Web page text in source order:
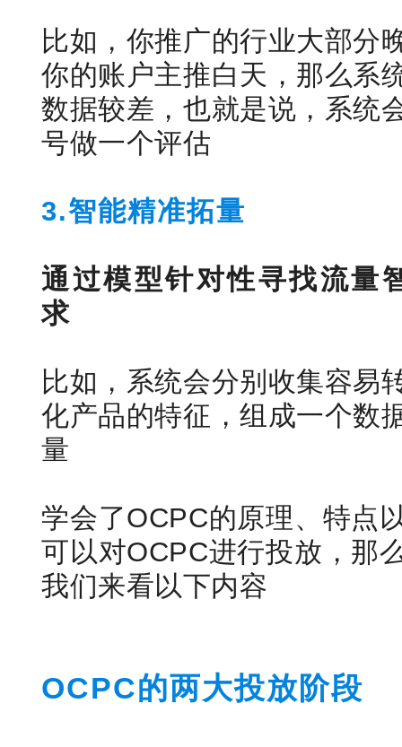
比如，你推广的行业大部分
你的账户主推白天，那么系
数据较差，也就是说，系统
号做一个评估
3.智能精准拓量
通过模型针对性寻找流量
求
比如，系统会分别收集容易
化产品的特征，组成一个数
量
学会了OCPC的原理、特点
可以对OCPC进行投放，那
我们来看以下内容
OCPC的两大投放阶段